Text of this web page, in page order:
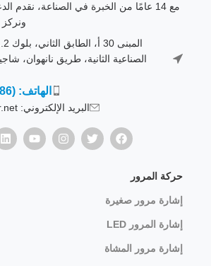
مع 14 عامًا من الخبرة في الصناعة، نقدم
ونركز
الصناعية الثانية، طريق نانهوان،
الهاتف: (86) 15818651584
البريد الإلكتروني: sky@sinowatcher.net
حركة المرور
إشارة مرور صغيرة
إشارة المرور LED
إشارة مرور المشاة